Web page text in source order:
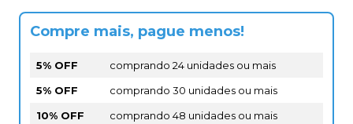
Compre mais, pague menos!
5% OFF
comprando 24 unidades ou mais
5% OFF
comprando 30 unidades ou mais
10% OFF
comprando 48 unidades ou mais